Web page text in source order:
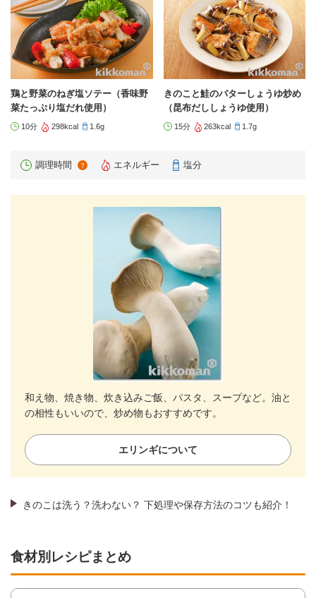
鶏と野菜のねぎ塩ソテー（香味野
菜たっぷり塩だれ使用）
10分 298kcal 1.6g
きのこと鮭のバターしょうゆ炒め
（昆布だししょうゆ使用）
15分 263kcal 1.7g
調理時間 ？ エネルギー 塩分
和え物、焼き物、炊き込みご飯、パスタ、スープなど。油と
の相性もいいので、炒め物もおすすめです。
エリンギについて
きのこは洗う？洗わない？ 下処理や保存方法のコツも紹介！
食材別レシピまとめ